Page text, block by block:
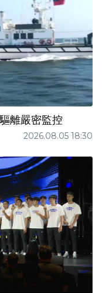
離嚴密監控
2026.08.05 18:30